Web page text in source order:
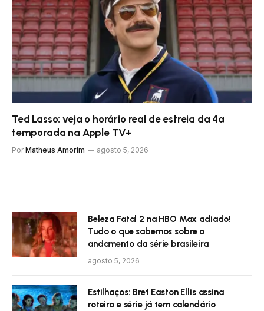
Ted Lasso: veja o horário real de estreia da 4ª
temporada na Apple TV+
Por Matheus Amorim agosto 5, 2026
Beleza Fatal 2 na HBO Max adiado!
Tudo o que sabemos sobre o
andamento da série brasileira
agosto 5, 2026
Estilhaços: Bret Easton Ellis assina
roteiro e série já tem calendário